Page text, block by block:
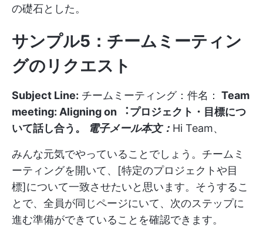
の礎石とした。
サンプル5：チームミーティン
グのリクエスト
Subject Line: チームミーティング：件名： Team
meeting: Aligning on ︓プロジェクト・目標につ
いて話し合う。
電子メール本文： Hi Team、
みんな元気でやっていることでしょう。チームミ
ーティングを開いて、[特定のプロジェクトや目
標]について一致させたいと思います。そうするこ
とで、全員が同じページにいて、次のステップに
進む準備ができていることを確認できます。